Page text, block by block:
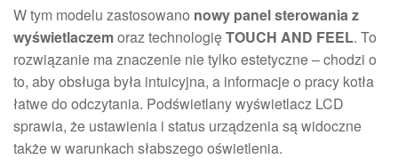
W tym modelu zastosowano nowy panel sterowania z
wyświetlaczemoraz technologięTOUCH AND FEEL. To
rozwiązanie ma znaczenie nie tylko estetyczne – chodzi o
to, aby obsługa była intuicyjna, a informacje o pracy kotła
łatwe do odczytania. Podświetlany wyświetlacz LCD
sprawia, że ustawienia i status urządzenia są widoczne
także w warunkach słabszego oświetlenia.